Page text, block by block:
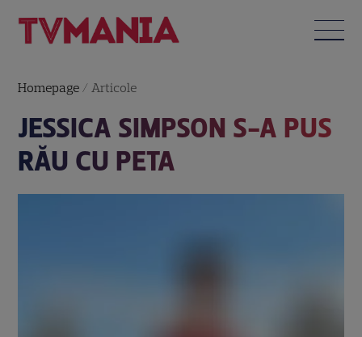
Homepage / Articole
JESSICA SIMPSON S-A PUS
RĂU CU PETA